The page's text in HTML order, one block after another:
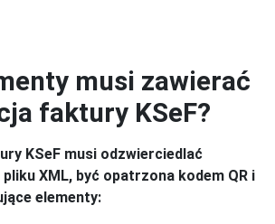
musi zawierać
faktury KSeF?
KSeF musi odzwierciedlać
XML, być opatrzona kodem QR i
elementy: